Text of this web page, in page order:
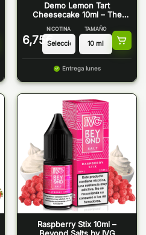
Demo Lemon Tart
Cheesecake 10ml – The
Mind Flayer Salt & Bombo
6,75 €
NICOTINA TAMAÑO
Entrega lunes
Raspberry Stix 10ml –